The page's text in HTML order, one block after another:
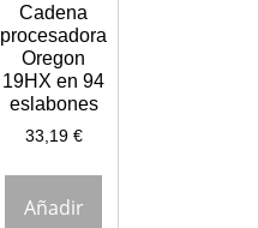
Cadena
procesadora
Oregon
19HX en 94
eslabones
33,19 €
Añadir